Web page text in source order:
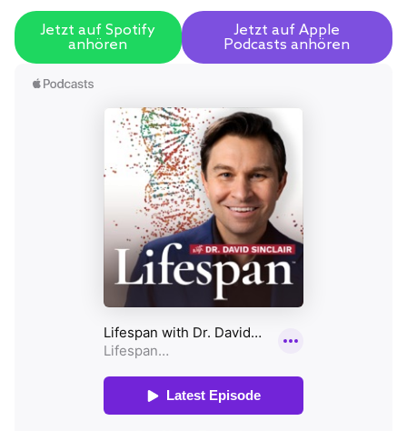
Jetzt auf Spotify
anhören
Jetzt auf Apple
Podcasts anhören